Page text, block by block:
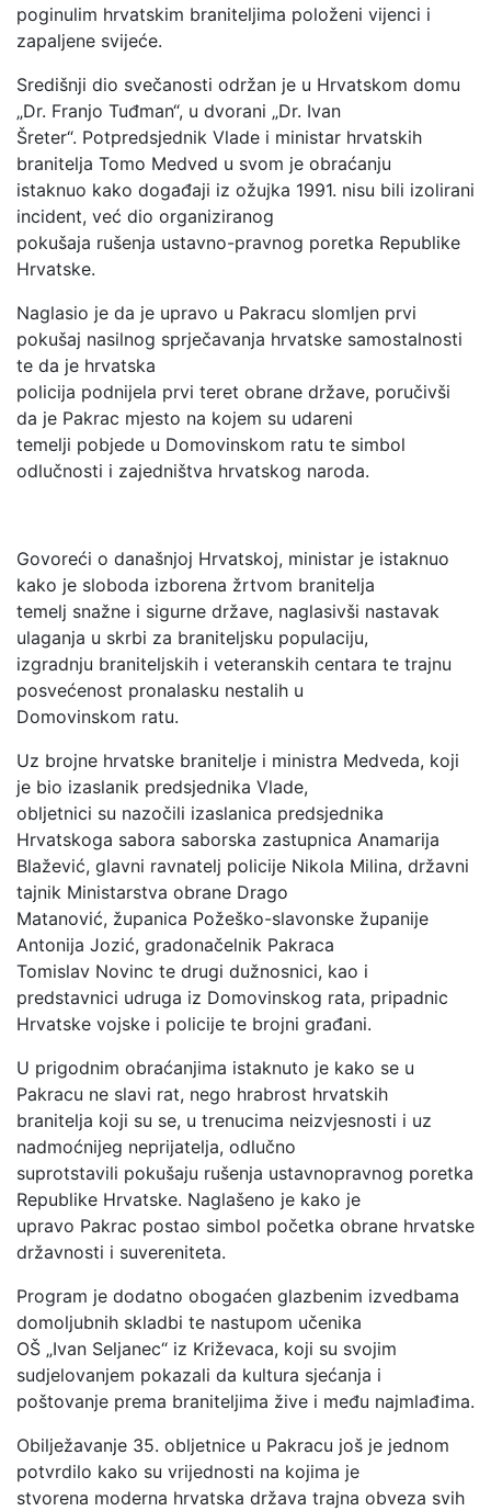
poginulim hrvatskim braniteljima položeni vijenci i
zapaljene svijeće.
Središnji dio svečanosti održan je u Hrvatskom domu
„Dr. Franjo Tuđman“, u dvorani „Dr. Ivan
Šreter“. Potpredsjednik Vlade i ministar hrvatskih
branitelja Tomo Medved u svom je obraćanju
istaknuo kako događaji iz ožujka 1991. nisu bili izolirani
incident, već dio organiziranog
pokušaja rušenja ustavno-pravnog poretka Republike
Hrvatske.
Naglasio je da je upravo u Pakracu slomljen prvi
pokušaj nasilnog sprječavanja hrvatske samostalnosti
te da je hrvatska
policija podnijela prvi teret obrane države, poručivši
da je Pakrac mjesto na kojem su udareni
temelji pobjede u Domovinskom ratu te simbol
odlučnosti i zajedništva hrvatskog naroda.
Govoreći o današnjoj Hrvatskoj, ministar je istaknuo
kako je sloboda izborena žrtvom branitelja
temelj snažne i sigurne države, naglasivši nastavak
ulaganja u skrbi za braniteljsku populaciju,
izgradnju braniteljskih i veteranskih centara te trajnu
posvećenost pronalasku nestalih u
Domovinskom ratu.
Uz brojne hrvatske branitelje i ministra Medveda, koji
je bio izaslanik predsjednika Vlade,
obljetnici su nazočili izaslanica predsjednika
Hrvatskoga sabora saborska zastupnica Anamarija
Blažević, glavni ravnatelj policije Nikola Milina, državni
tajnik Ministarstva obrane Drago
Matanović, županica Požeško-slavonske županije
Antonija Jozić, gradonačelnik Pakraca
Tomislav Novinc te drugi dužnosnici, kao i
predstavnici udruga iz Domovinskog rata, pripadnic
Hrvatske vojske i policije te brojni građani.
U prigodnim obraćanjima istaknuto je kako se u
Pakracu ne slavi rat, nego hrabrost hrvatskih
branitelja koji su se, u trenucima neizvjesnosti i uz
nadmoćnijeg neprijatelja, odlučno
suprotstavili pokušaju rušenja ustavnopravnog poretka
Republike Hrvatske. Naglašeno je kako je
upravo Pakrac postao simbol početka obrane hrvatske
državnosti i suvereniteta.
Program je dodatno obogaćen glazbenim izvedbama
domoljubnih skladbi te nastupom učenika
OŠ „Ivan Seljanec“ iz Križevaca, koji su svojim
sudjelovanjem pokazali da kultura sjećanja i
poštovanje prema braniteljima žive i među najmlađima.
Obilježavanje 35. obljetnice u Pakracu još je jednom
potvrdilo kako su vrijednosti na kojima je
stvorena moderna hrvatska država trajna obveza svih